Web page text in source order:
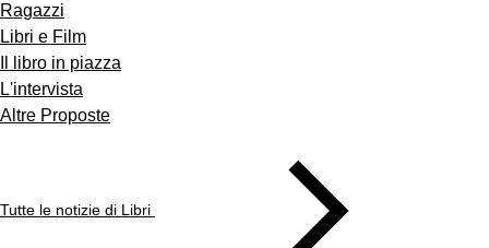
Ragazzi
Libri e Film
Il libro in piazza
L'intervista
Altre Proposte
Tutte le notizie di Libri